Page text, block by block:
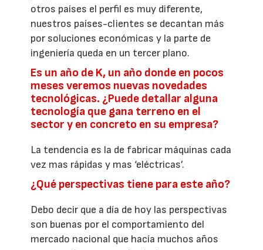
otros países el perfil es muy diferente,
nuestros países-clientes se decantan más
por soluciones económicas y la parte de
ingeniería queda en un tercer plano.
Es un año de K, un año donde en pocos
meses veremos nuevas novedades
tecnológicas. ¿Puede detallar alguna
tecnología que gana terreno en el
sector y en concreto en su empresa?
La tendencia es la de fabricar máquinas cada
vez mas rápidas y mas ‘eléctricas’.
¿Qué perspectivas tiene para este año?
Debo decir que a día de hoy las perspectivas
son buenas por el comportamiento del
mercado nacional que hacía muchos años